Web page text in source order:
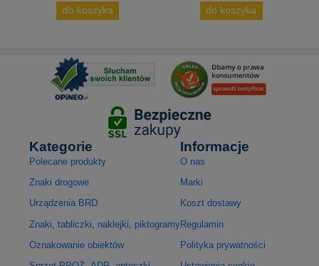
do koszyka do koszyka
Kategorie
Polecane produkty
Znaki drogowe
Urządzenia BRD
Znaki, tabliczki, naklejki, piktogramy
Oznakowanie obiektów
Informacje
O nas
Marki
Koszt dostawy
Regulamin
Polityka prywatności